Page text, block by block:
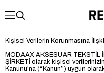
Kişisel Verilerin Korunmasına
MODAAX AKSESUAR TEKSTİL
ŞİRKETİ olarak kişisel
Kanunu'na (“Kanun”) uygun